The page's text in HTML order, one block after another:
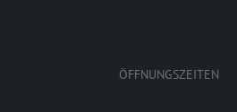
ÖFFNUNGSZEITEN